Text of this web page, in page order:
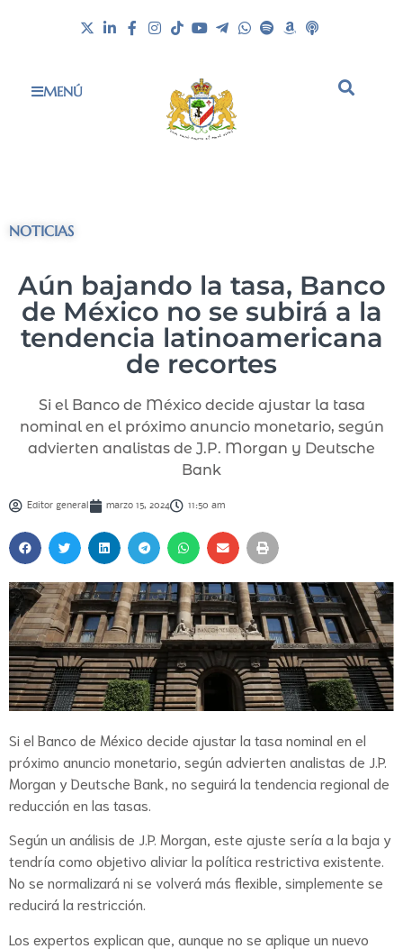
MENÚ
NOTICIAS
Aún bajando la tasa, Banco
de México no se subirá a la
tendencia latinoamericana
de recortes
Si el Banco de México decide ajustar la tasa
nominal en el próximo anuncio monetario, según
advierten analistas de J.P. Morgan y Deutsche
Bank
Editor general marzo 15, 2024 11:50 am
Si el Banco de México decide ajustar la tasa nominal en el
próximo anuncio monetario, según advierten analistas de J.P.
Morgan y Deutsche Bank, no seguirá la tendencia regional de
reducción en las tasas.
Según un análisis de J.P. Morgan, este ajuste sería a la baja y
tendría como objetivo aliviar la política restrictiva existente.
No se normalizará ni se volverá más flexible, simplemente se
reducirá la restricción.
Los expertos explican que, aunque no se aplique un nuevo